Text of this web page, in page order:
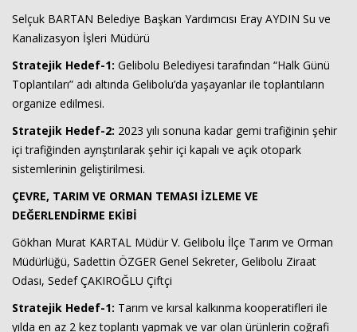
Selçuk BARTAN Belediye Başkan Yardımcısı Eray AYDIN Su ve
Kanalizasyon İşleri Müdürü
Stratejik Hedef-1: Gelibolu Belediyesi tarafından “Halk Günü
Toplantıları” adı altında Gelibolu’da yaşayanlar ile toplantıların
organize edilmesi.
Stratejik Hedef-2: 2023 yılı sonuna kadar gemi trafiğinin şehir
içi trafiğinden ayrıştırılarak şehir içi kapalı ve açık otopark
sistemlerinin geliştirilmesi.
ÇEVRE, TARIM VE ORMAN TEMASI İZLEME VE
DEĞERLENDİRME EKİBİ
Gökhan Murat KARTAL Müdür V. Gelibolu İlçe Tarım ve Orman
Müdürlüğü, Sadettin ÖZGER Genel Sekreter, Gelibolu Ziraat
Odası, Sedef ÇAKIROĞLU Çiftçi
Stratejik Hedef-1: Tarım ve kırsal kalkınma kooperatifleri ile
yılda en az 2 kez toplantı yapmak ve var olan ürünlerin coğrafi